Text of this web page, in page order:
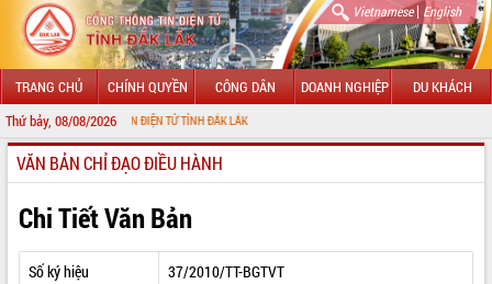
Vietnamese| English
TRANG CHỦ CHÍNH QUYỀN CÔNG DÂN DOANH NGHIỆP DU KHÁCH
Thứ bảy, 08/08/2026
THÔNG TIN ĐIỆN TỬ TỈNH ĐẮK LẮK
GIỚI THIỆU
LÃNH ĐẠO UBND TỈNH
TIN TỨC SỰ KIỆN
VĂN BẢN CHỈ ĐẠO ĐIỀU HÀNH
Chi Tiết Văn Bản
Số ký hiệu
37/2010/TT-BGTVT